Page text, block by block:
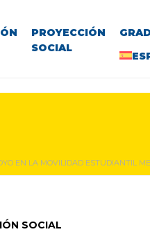
PROYECCIÓN
SOCIAL
EN LA MOVILIDAD ESTUDIANTIL
SOCIAL